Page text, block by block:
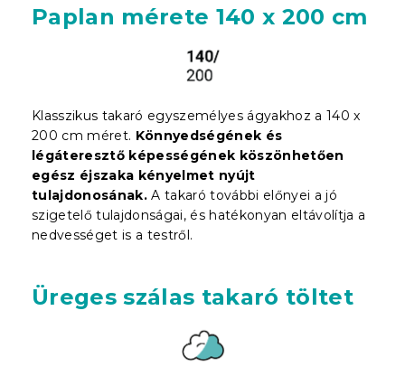
Paplan mérete 140 x 200 cm
Klasszikus takaró egyszemélyes ágyakhoz a 140 x
200 cm méret. Könnyedségének és
légáteresztő képességének köszönhetően
egész éjszaka kényelmet nyújt
tulajdonosának. A takaró további előnyei a jó
szigetelő tulajdonságai, és hatékonyan eltávolítja a
nedvességet is a testről.
Üreges szálas takaró töltet